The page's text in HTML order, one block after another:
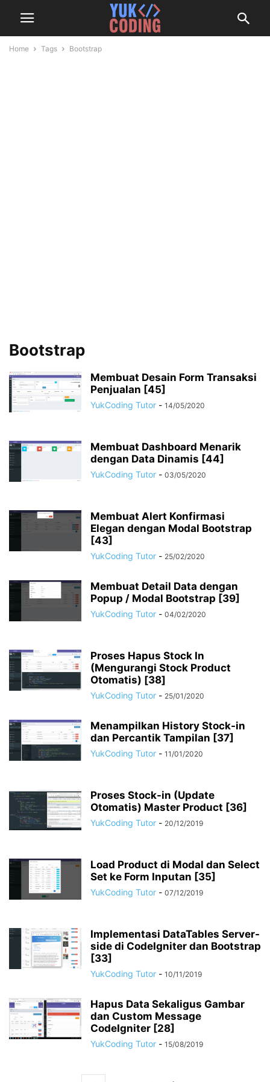
Home Tags Bootstrap
Bootstrap
Membuat Desain Form Transaksi
Penjualan [45]
YukCoding Tutor - 14/05/2020
Membuat Dashboard Menarik
dengan Data Dinamis [44]
YukCoding Tutor - 03/05/2020
Membuat Alert Konfirmasi
Elegan dengan Modal Bootstrap
[43]
YukCoding Tutor - 25/02/2020
Membuat Detail Data dengan
Popup / Modal Bootstrap [39]
YukCoding Tutor - 04/02/2020
Proses Hapus Stock In
(Mengurangi Stock Product
Otomatis) [38]
YukCoding Tutor - 25/01/2020
Menampilkan History Stock-in
dan Percantik Tampilan [37]
YukCoding Tutor - 11/01/2020
Proses Stock-in (Update
Otomatis) Master Product [36]
YukCoding Tutor - 20/12/2019
Load Product di Modal dan Select
Set ke Form Inputan [35]
YukCoding Tutor - 07/12/2019
Implementasi DataTables Server-
side di CodeIgniter dan Bootstrap
[33]
YukCoding Tutor - 10/11/2019
Hapus Data Sekaligus Gambar
dan Custom Message
CodeIgniter [28]
YukCoding Tutor - 15/08/2019